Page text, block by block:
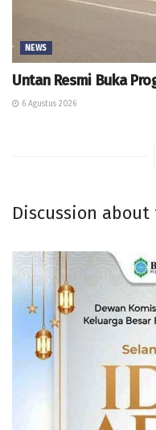
NEWS
Untan Resmi Buka
6 Agustus 2026
Discussion